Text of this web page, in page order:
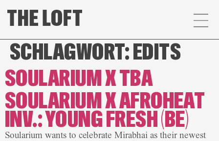
SCHLAGWORT: EDITS
SOULARIUM X TBA
SOULARIUM X AFROHEAT
INV.: YOUNG FRESH (BE)
Soularium wants to celebrate Mirabhai as their newest